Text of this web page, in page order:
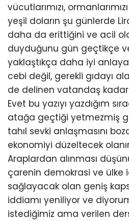
vücutlarımızı,
yeşil doların şu günlerde
daha da erittiğini ve acil
duyduğunu gün geçtikçe
yaklaştıkça daha iyi
cebi değil, gerekli gıdayı
de delinen vatandaş
Evet bu yazıyı yazdığım
atağa geçtiği yetmezmiş
tahıl sevki anlaşmasını
ekonomiyi düzeltecek
Araplardan alınması
çarenin demokrasi ve ülke
sağlayacak olan geniş
iddiamı yeniliyor ve
istediğimiz ama verilen